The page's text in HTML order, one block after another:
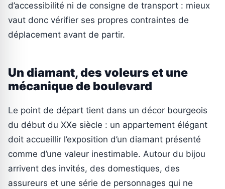
d’accessibilité ni de consigne de transport : mieux
vaut donc vérifier ses propres contraintes de
déplacement avant de partir.
Un diamant, des voleurs et une
mécanique de boulevard
Le point de départ tient dans un décor bourgeois
du début du XXe siècle : un appartement élégant
doit accueillir l’exposition d’un diamant présenté
comme d’une valeur inestimable. Autour du bijou
arrivent des invités, des domestiques, des
assureurs et une série de personnages qui ne